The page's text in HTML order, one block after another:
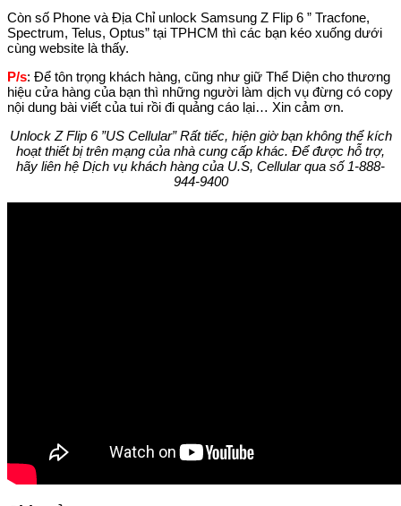
Còn số Phone và Địa Chỉ unlock Samsung Z Flip 6 ” Tracfone,
Spectrum, Telus, Optus” tại TPHCM thì các bạn kéo xuống dưới
cùng website là thấy.
P/s: Để tôn trọng khách hàng, cũng như giữ Thể Diện cho thương
hiệu cửa hàng của bạn thì những người làm dịch vụ đừng có copy
nội dung bài viết của tui rồi đi quảng cáo lại… Xin cảm ơn.
Unlock Z Flip 6 ”US Cellular” Rất tiếc, hiện giờ bạn không thể kích
hoạt thiết bị trên mạng của nhà cung cấp khác. Để được hỗ trợ,
hãy liên hệ Dịch vụ khách hàng của U.S, Cellular qua số 1-888-
944-9400